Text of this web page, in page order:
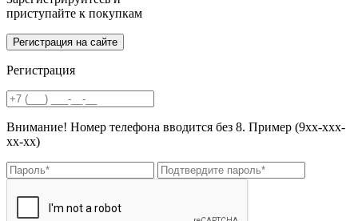
приступайте к покупкам
Регистрация
Внимание! Номер телефона вводится без 8. Пример (9хх-ххх-
хх-хх)